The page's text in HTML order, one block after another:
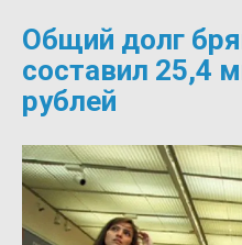
Общий долг
составил 25,4
рублей